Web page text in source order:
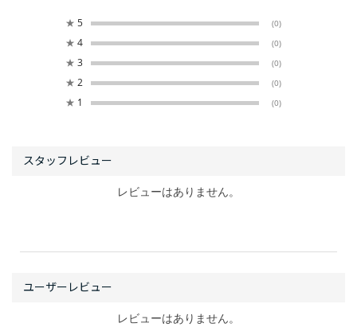
★ 5 (0)
★ 4 (0)
★ 3 (0)
★ 2 (0)
★ 1 (0)
レビューはありません。
レビューはありません。